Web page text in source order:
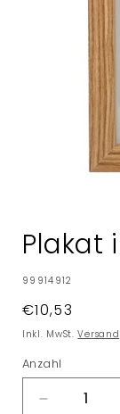
Modal
öffnen
Plakat
SKU:
99914912
Normaler
Preis
€10,53
Inkl. MwSt.Versand
Anzahl
Verringere